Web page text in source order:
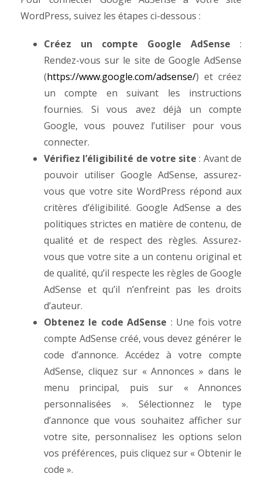
WordPress, suivez les étapes ci-dessous :
Créez un compte Google AdSense :
Rendez-vous sur le site de Google AdSense
(https://www.google.com/adsense/) et créez
un compte en suivant les instructions
fournies. Si vous avez déjà un compte
Google, vous pouvez l’utiliser pour vous
connecter.
Vérifiez l’éligibilité de votre site : Avant de
pouvoir utiliser Google AdSense, assurez-
vous que votre site WordPress répond aux
critères d’éligibilité. Google AdSense a des
politiques strictes en matière de contenu, de
qualité et de respect des règles. Assurez-
vous que votre site a un contenu original et
de qualité, qu’il respecte les règles de Google
AdSense et qu’il n’enfreint pas les droits
d’auteur.
Obtenez le code AdSense : Une fois votre
compte AdSense créé, vous devez générer le
code d’annonce. Accédez à votre compte
AdSense, cliquez sur « Annonces » dans le
menu principal, puis sur « Annonces
personnalisées ». Sélectionnez le type
d’annonce que vous souhaitez afficher sur
votre site, personnalisez les options selon
vos préférences, puis cliquez sur « Obtenir le
code ».